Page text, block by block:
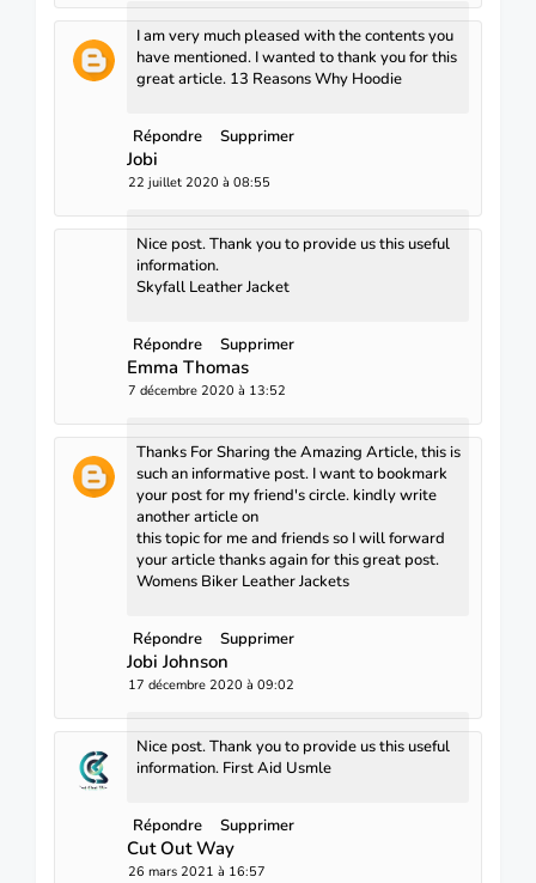
I am very much pleased with the contents you
have mentioned. I wanted to thank you for this
great article. 13 Reasons Why Hoodie
Répondre Supprimer
Jobi
22 juillet 2020 à 08:55
Nice post. Thank you to provide us this useful
information.
Skyfall Leather Jacket
Répondre Supprimer
Emma Thomas
7 décembre 2020 à 13:52
Thanks For Sharing the Amazing Article, this is
such an informative post. I want to bookmark
your post for my friend's circle. kindly write
another article on
this topic for me and friends so I will forward
your article thanks again for this great post.
Womens Biker Leather Jackets
Répondre Supprimer
Jobi Johnson
17 décembre 2020 à 09:02
Nice post. Thank you to provide us this useful
information. First Aid Usmle
Répondre Supprimer
Cut Out Way
26 mars 2021 à 16:57